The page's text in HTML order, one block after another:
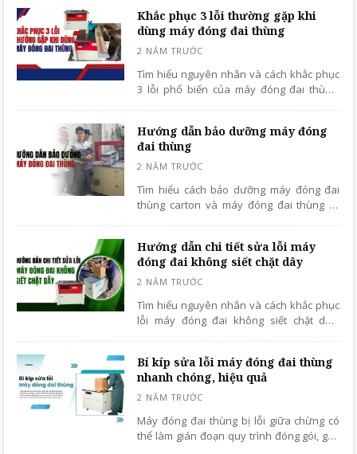
Khắc phục 3 lỗi thường gặp khi
dùng máy đóng đai thùng
Tìm hiểu nguyên nhân và cách khắc phục
3 lỗi phổ biến của máy đóng đai thùng,
Hướng dẫn bảo dưỡng máy đóng
đai thùng
Tìm hiểu cách bảo dưỡng máy đóng đai
thùng carton và máy đóng đai thùng tự
Hướng dẫn chi tiết sửa lỗi máy
đóng đai không siết chặt dây
Tìm hiểu nguyên nhân và cách khắc phục
lỗi máy đóng đai không siết chặt dây.
Bí kíp sửa lỗi máy đóng đai thùng
nhanh chóng, hiệu quả
Máy đóng đai thùng bị lỗi giữa chừng có
thể làm gián đoạn quy trình đóng gói, gây